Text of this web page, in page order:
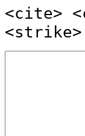
<cite>
<strike>